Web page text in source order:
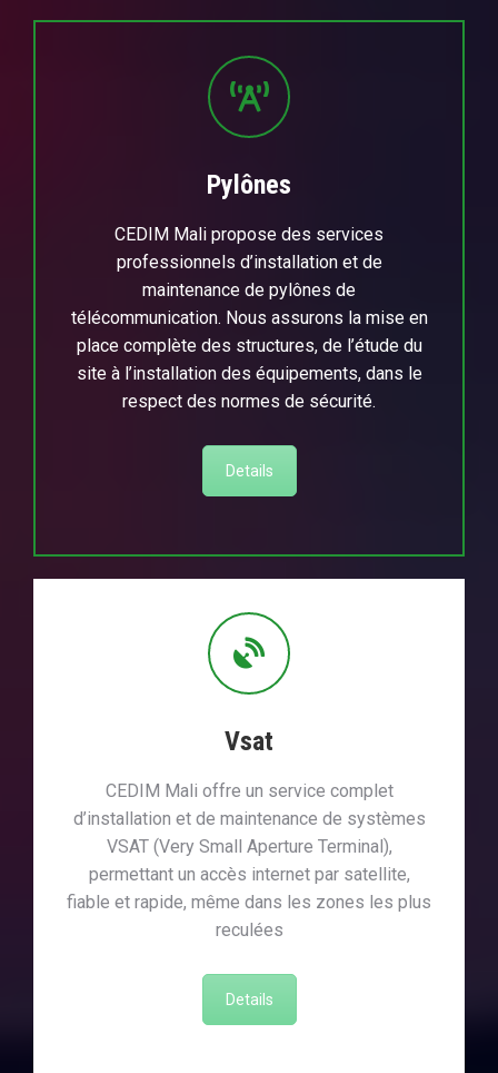
Pylônes
CEDIM Mali propose des services
professionnels d’installation et de
maintenance de pylônes de
télécommunication. Nous assurons la mise en
place complète des structures, de l’étude du
site à l’installation des équipements, dans le
respect des normes de sécurité.
Details
Vsat
CEDIM Mali offre un service complet
d’installation et de maintenance de systèmes
VSAT (Very Small Aperture Terminal),
permettant un accès internet par satellite,
fiable et rapide, même dans les zones les plus
reculées
Details